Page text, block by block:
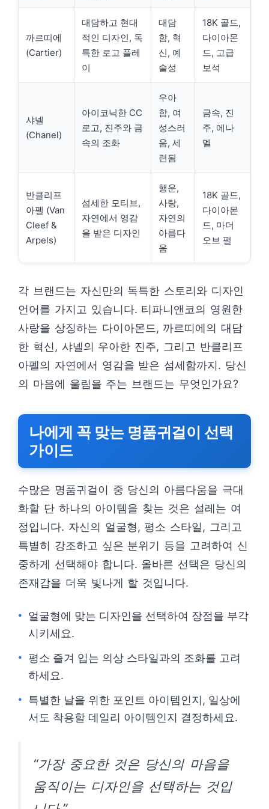
까르띠에
(Cartier)
대담하고 현대
적인 디자인, 독
특한 로고 플레
이
대담
함, 혁
신, 예
술성
18K 골드,
다이아몬
드, 고급
보석
샤넬
(Chanel)
아이코닉한 CC
로고, 진주와 금
속의 조화
우아
함, 여
성스러
움, 세
련됨
금속, 진
주, 에나
멜
반클리프
아펠 (Van
Cleef &
Arpels)
섬세한 모티브,
자연에서 영감
을 받은 디자인
행운,
사랑,
자연의
아름다
움
18K 골드,
다이아몬
드, 마더
오브 펄
각 브랜드는 자신만의 독특한 스토리와 디자인
언어를 가지고 있습니다. 티파니앤코의 영원한
사랑을 상징하는 다이아몬드, 까르띠에의 대담
한 혁신, 샤넬의 우아한 진주, 그리고 반클리프
아펠의 자연에서 영감을 받은 섬세함까지. 당신
의 마음에 울림을 주는 브랜드는 무엇인가요?
나에게 꼭 맞는 명품귀걸이 선택
가이드
수많은 명품귀걸이 중 당신의 아름다움을 극대
화할 단 하나의 아이템을 찾는 것은 설레는 여
정입니다. 자신의 얼굴형, 평소 스타일, 그리고
특별히 강조하고 싶은 분위기 등을 고려하여 신
중하게 선택해야 합니다. 올바른 선택은 당신의
존재감을 더욱 빛나게 할 것입니다.
얼굴형에 맞는 디자인을 선택하여 장점을 부각
시키세요.
평소 즐겨 입는 의상 스타일과의 조화를 고려
하세요.
특별한 날을 위한 포인트 아이템인지, 일상에
서도 착용할 데일리 아이템인지 결정하세요.
“가장 중요한 것은 당신의 마음을
움직이는 디자인을 선택하는 것입